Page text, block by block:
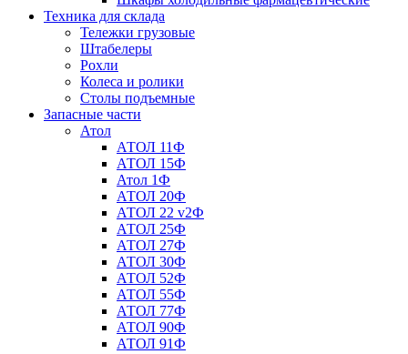
Техника для склада
Тележки грузовые
Штабелеры
Рохли
Колеса и ролики
Столы подъемные
Запасные части
Атол
АТОЛ 11Ф
АТОЛ 15Ф
Атол 1Ф
АТОЛ 20Ф
АТОЛ 22 v2Ф
АТОЛ 25Ф
АТОЛ 27Ф
АТОЛ 30Ф
АТОЛ 52Ф
АТОЛ 55Ф
АТОЛ 77Ф
АТОЛ 90Ф
АТОЛ 91Ф